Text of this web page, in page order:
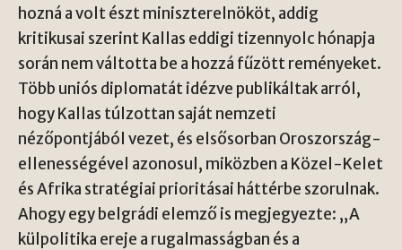
hozná a volt észt miniszterelnököt, addig
kritikusai szerint Kallas eddigi tizennyolc hónapja
során nem váltotta be a hozzá fűzött reményeket.
Több uniós diplomatát idézve publikáltak arról,
hogy Kallas túlzottan saját nemzeti
nézőpontjából vezet, és elsősorban Oroszország-
ellenességével azonosul, miközben a Közel-Kelet
és Afrika stratégiai prioritásai háttérbe szorulnak.
Ahogy egy belgrádi elemző is megjegyezte: „A
külpolitika ereje a rugalmasságban és a